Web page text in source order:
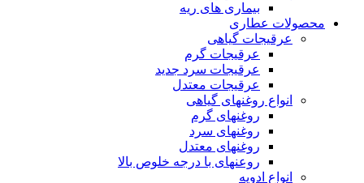
بیماری های ریه
محصولات عطاری
عرقیجات گیاهی
عرقیجات گرم
عرقیجات سرد جدید
عرقیجات معتدل
انواع روغنهای گیاهی
روغنهای گرم
روغنهای سرد
روغنهای معتدل
روعنهای با درجه خلوص بالا
انواع ادویه